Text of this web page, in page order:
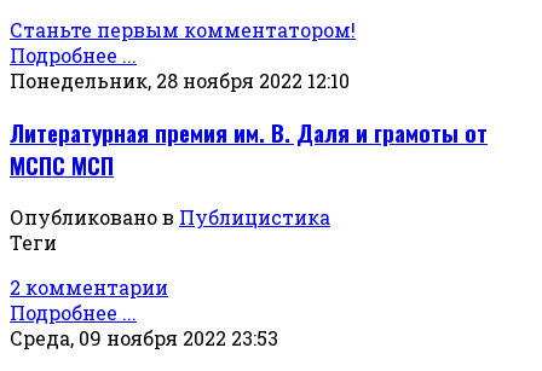
Станьте первым комментатором!
Подробнее ...
Понедельник, 28 ноября 2022 12:10
Литературная премия им. В. Даля и грамоты от
МСПС МСП
Опубликовано в Публицистика
Теги
2 комментарии
Подробнее ...
Среда, 09 ноября 2022 23:53